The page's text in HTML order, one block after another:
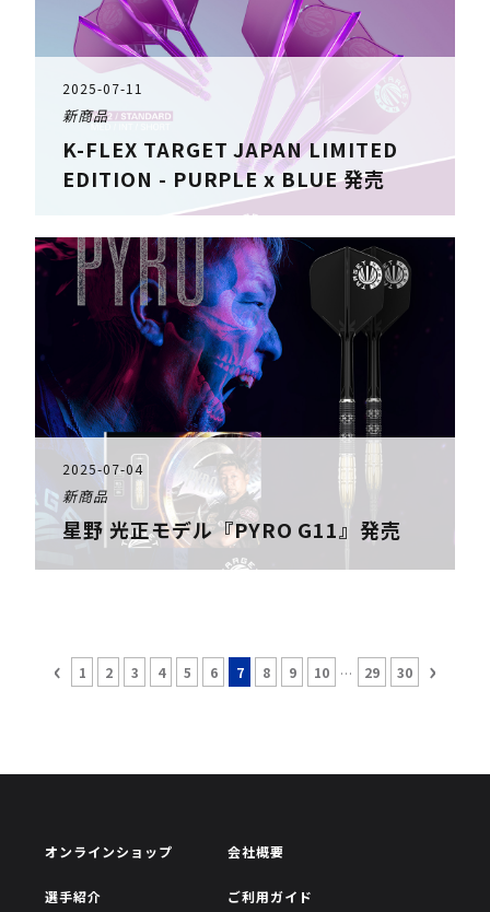
2025-07-11
新商品
K-FLEX TARGET JAPAN LIMITED
EDITION - PURPLE x BLUE 発売
2025-07-04
新商品
星野 光正モデル『PYRO G11』発売
‹ 1 2 3 4 5 6 7 8 9 10 ... 29 30 ›
オンラインショップ
選手紹介
会社概要
ご利用ガイド